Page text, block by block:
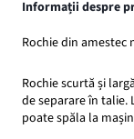
Informații despre
Rochie din
Rochie scurtă și
de separare în talie.
poate spăla la